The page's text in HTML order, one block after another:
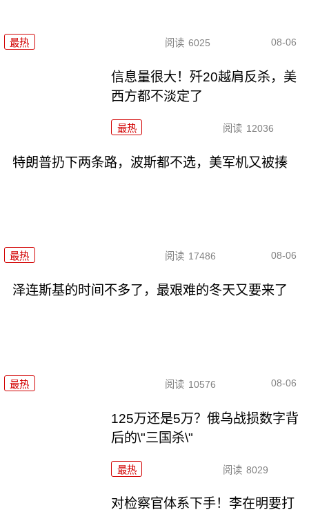
最热 阅读 6025 08-06
信息量很大！歼20越肩反杀，美
西方都不淡定了
最热 阅读 12036
特朗普扔下两条路，波斯都不选，美军机又被揍
最热 阅读 17486 08-06
泽连斯基的时间不多了，最艰难的冬天又要来了
最热 阅读 10576 08-06
125万还是5万？俄乌战损数字背
后的\"三国杀\"
最热 阅读 8029
对检察官体系下手！李在明要打